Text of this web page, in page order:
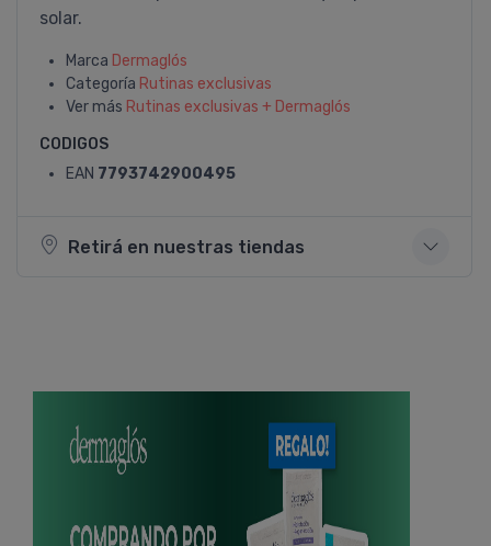
solar.
Marca Dermaglós
Categoría Rutinas exclusivas
Ver más Rutinas exclusivas + Dermaglós
CODIGOS
EAN 7793742900495
Retirá en nuestras tiendas